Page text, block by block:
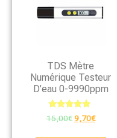
TDS Mètre
Numérique Testeur
D’eau 0-9990ppm
Note
5.00
15,00€ 9,70€